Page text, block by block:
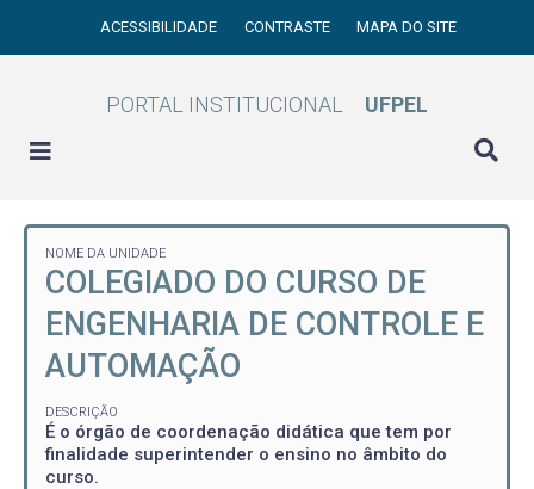
ACESSIBILIDADE CONTRASTE MAPA DO SITE
PORTAL INSTITUCIONAL UFPEL
NOME DA UNIDADE
COLEGIADO DO CURSO DE
ENGENHARIA DE CONTROLE E
AUTOMAÇÃO
DESCRIÇÃO
É o órgão de coordenação didática que tem por
finalidade superintender o ensino no âmbito do
curso.